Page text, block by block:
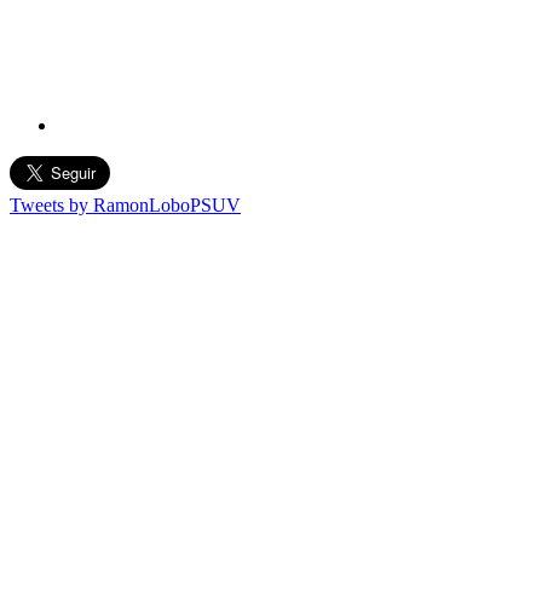
Tweets by RamonLoboPSUV